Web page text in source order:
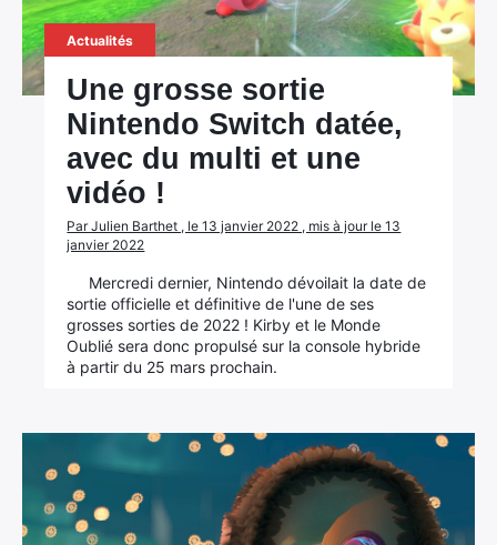
Actualités
Une grosse sortie
Nintendo Switch datée,
avec du multi et une
vidéo !
Par Julien Barthet , le 13 janvier 2022 , mis à jour le 13
janvier 2022
Mercredi dernier, Nintendo dévoilait la date de
sortie officielle et définitive de l'une de ses
grosses sorties de 2022 ! Kirby et le Monde
Oublié sera donc propulsé sur la console hybride
à partir du 25 mars prochain.